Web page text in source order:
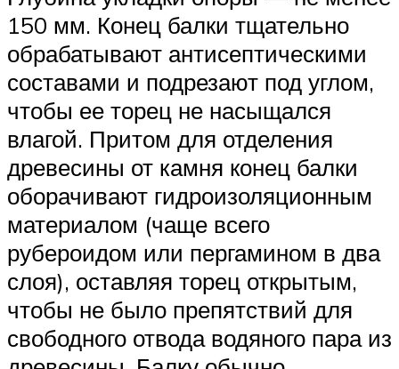
150 мм. Конец балки тщательно
обрабатывают антисептическими
составами и подрезают под углом,
чтобы ее торец не насыщался
влагой. Притом для отделения
древесины от камня конец балки
оборачивают гидроизоляционным
материалом (чаще всего
рубероидом или пергамином в два
слоя), оставляя торец открытым,
чтобы не было препятствий для
свободного отвода водяного пара из